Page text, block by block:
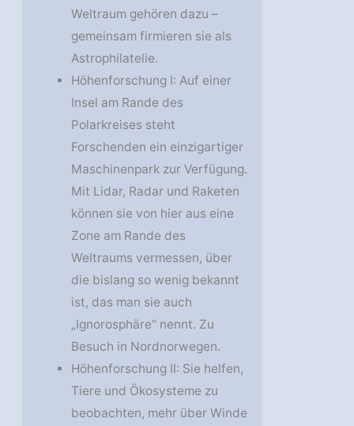
Weltraum gehören dazu –
gemeinsam firmieren sie als
Astrophilatelie.
Höhenforschung I: Auf einer
Insel am Rande des
Polarkreises steht
Forschenden ein einzigartiger
Maschinenpark zur Verfügung.
Mit Lidar, Radar und Raketen
können sie von hier aus eine
Zone am Rande des
Weltraums vermessen, über
die bislang so wenig bekannt
ist, das man sie auch
„Ignorosphäre“ nennt. Zu
Besuch in Nordnorwegen.
Höhenforschung II: Sie helfen,
Tiere und Ökosysteme zu
beobachten, mehr über Winde